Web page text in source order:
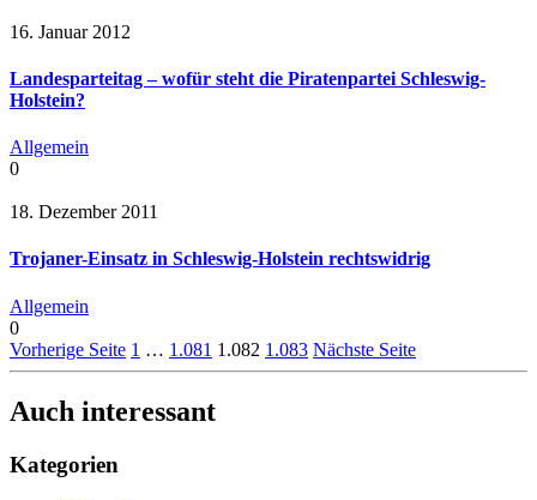
16. Januar 2012
Landesparteitag – wofür steht die Piratenpartei Schleswig-
Holstein?
Allgemein
0
18. Dezember 2011
Trojaner-Einsatz in Schleswig-Holstein rechtswidrig
Allgemein
0
Vorherige Seite 1 … 1.081 1.082 1.083 Nächste Seite
Auch interessant
Kategorien